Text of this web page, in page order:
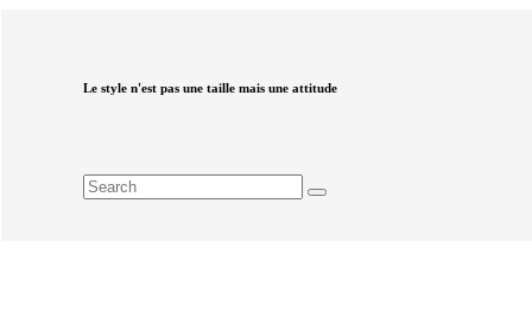
Le style n'est pas une taille mais une attitude